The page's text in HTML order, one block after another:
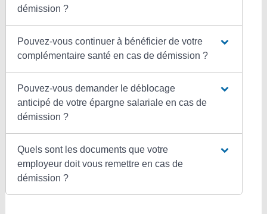
démission ?
Pouvez-vous continuer à bénéficier de votre
complémentaire santé en cas de démission ?
Pouvez-vous demander le déblocage
anticipé de votre épargne salariale en cas de
démission ?
Quels sont les documents que votre
employeur doit vous remettre en cas de
démission ?